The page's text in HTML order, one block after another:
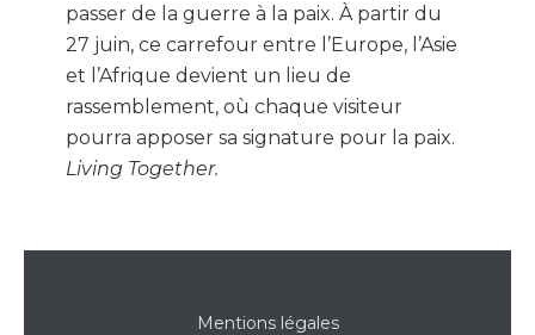
passer de la guerre à la paix. À partir du
27 juin, ce carrefour entre l’Europe, l’Asie
et l’Afrique devient un lieu de
rassemblement, où chaque visiteur
pourra apposer sa signature pour la paix.
Living Together.
Mentions légales